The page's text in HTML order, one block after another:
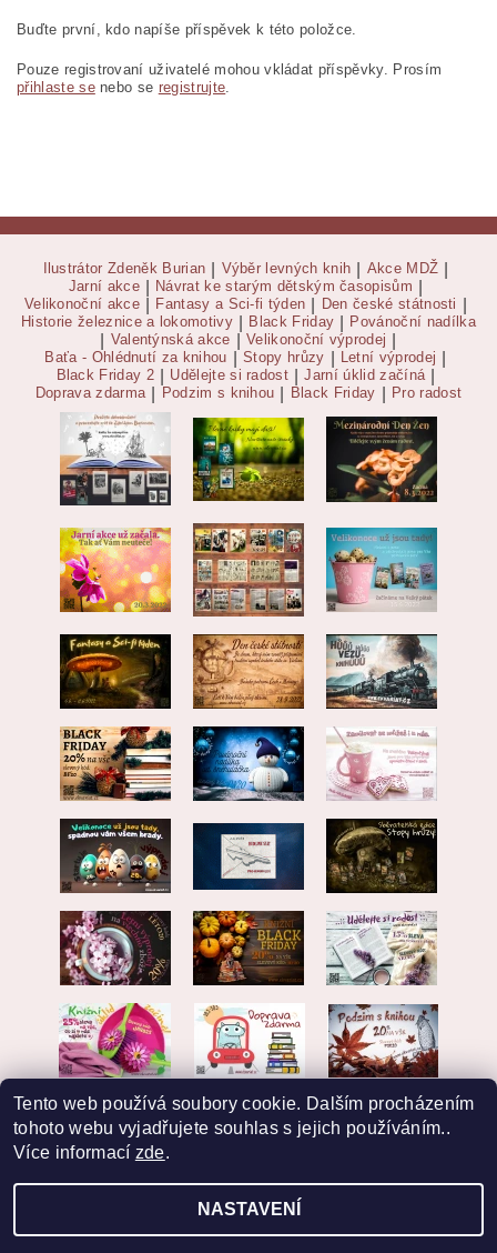
Buďte první, kdo napíše příspěvek k této položce.
Pouze registrovaní uživatelé mohou vkládat příspěvky. Prosím
přihlaste senebo se registrujte.
Ilustrátor Zdeněk Burian Výběr levných knih Akce MDŽ
Jarní akce Návrat ke starým dětským časopisům
Velikonoční akce Fantasy a Sci-fi týden Den české státnosti
Historie železnice a lokomotivy Black Friday Povánoční nadílka
Valentýnská akce Velikonoční výprodej
Baťa - Ohlédnutí za knihou Stopy hrůzy Letní výprodej
Black Friday 2 Udělejte si radost Jarní úklid začíná
Doprava zdarma Podzim s knihou Black Friday Pro radost
2026 © EKVARIAT, všechna práva vyhrazena
Tento web používá soubory cookie. Dalším procházením
tohoto webu vyjadřujete souhlas s jejich používáním..
Více informací zde.
NASTAVENÍ